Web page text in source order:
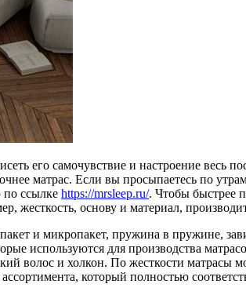
его самочувствие и настроение
матрас. Если вы просыпаетесь по
по ссылке https://mrsleep.ru/. Чтобы быстрее
жесткость, основу и материал,
и микропакет, пружина в пружине,
используются для производства
волос и холкон. По жесткости
который полностью